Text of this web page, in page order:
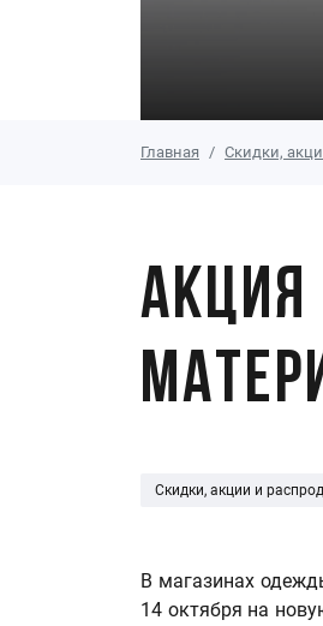
Главная Скидки,
Скидки, акции и
В магазинах
14 октября на